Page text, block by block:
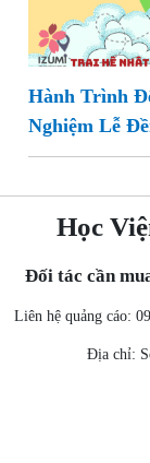
Hành Trình
Nghiệm Lễ
Học
Đối tác cần
Liên hệ quảng cáo:
Địa chỉ: